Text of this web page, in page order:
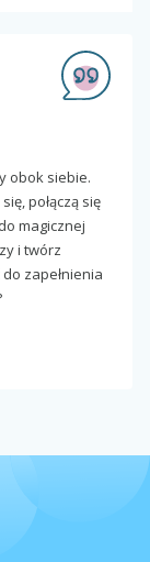
obok siebie.
połączą się
magicznej
i twórz
zapełnienia